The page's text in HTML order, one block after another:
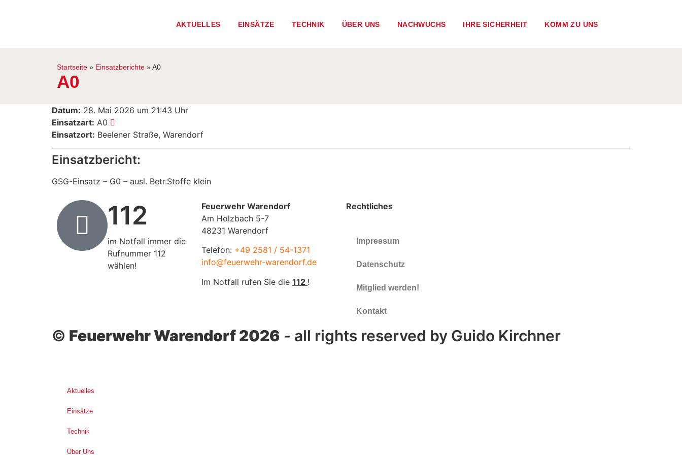
AKTUELLES EINSÄTZE TECHNIK ÜBER UNS NACHWUCHS IHRE SICHERHEIT KOMM ZU UNS
Startseite » Einsatzberichte » A0
A0
Datum: 28. Mai 2026 um 21:43 Uhr
Einsatzart: A0
Einsatzort: Beelener Straße, Warendorf
Einsatzbericht:
GSG-Einsatz – G0 – ausl. Betr.Stoffe klein
112
im Notfall immer die
Rufnummer 112
wählen!
Feuerwehr Warendorf
Am Holzbach 5-7
48231 Warendorf
Telefon: +49 2581 / 54-1371
info@feuerwehr-warendorf.de
Im Notfall rufen Sie die 112 !
Rechtliches
Impressum
Datenschutz
Mitglied werden!
Kontakt
© Feuerwehr Warendorf 2026 - all rights reserved by Guido Kirchner
Aktuelles
Einsätze
Technik
Über Uns